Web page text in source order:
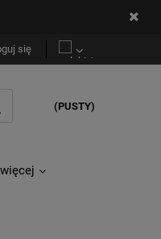
się
(PUSTY)
więcej